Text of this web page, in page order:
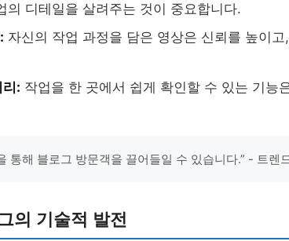
의 디테일을 살려주는 것이 중요합니다.
자신의 작업 과정을 담은 영상은 신뢰를 높이
리: 작업을 한 곳에서 쉽게 확인할 수 있는 기능
통해 블로그 방문객을 끌어들일 수 있습니다.” - 트렌
의 기술적 발전